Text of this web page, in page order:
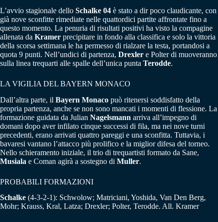
L’avvio stagionale dello Schalke 04 è stato a dir poco claudicante, con
già nove sconfitte rimediate nelle quattordici partite affrontate fino a
questo momento. La penuria di risultati positivi ha visto la compagine
allenata da Kramer precipitare in fondo alla classifica e solo la vittoria
della scorsa settimana le ha permesso di rialzare la testa, portandosi a
quota 9 punti. Nell’undici di partenza, Drexler e Polter di muoveranno
sulla linea trequarti alle spalle dell’unica punta Terodde.
LA VIGILIA DEL BAYERN MONACO
Dall’altra parte, il Bayern Monaco può ritenersi soddisfatto della
propria partenza, anche se non sono mancati i momenti di flessione. La
formazione guidata da Julian Nagelsmann arriva all’impegno di
domani dopo aver infilato cinque successi di fila, ma nei nove turni
precedenti, erano arrivati quattro pareggi e una sconfitta. Tuttavia, i
bavaresi vantano l’attacco più prolifico e la miglior difesa del torneo.
Nello schieramento iniziale, il trio di trequartisti formato da Sane,
Musiala e Coman agirà a sostegno di Muller.
PROBABILI FORMAZIONI
Schalke (4-3-2-1): Schwolow; Matriciani, Yoshida, Van Den Berg,
Mohr; Krauss, Kral, Latza; Drexler; Polter, Terodde. All. Kramer